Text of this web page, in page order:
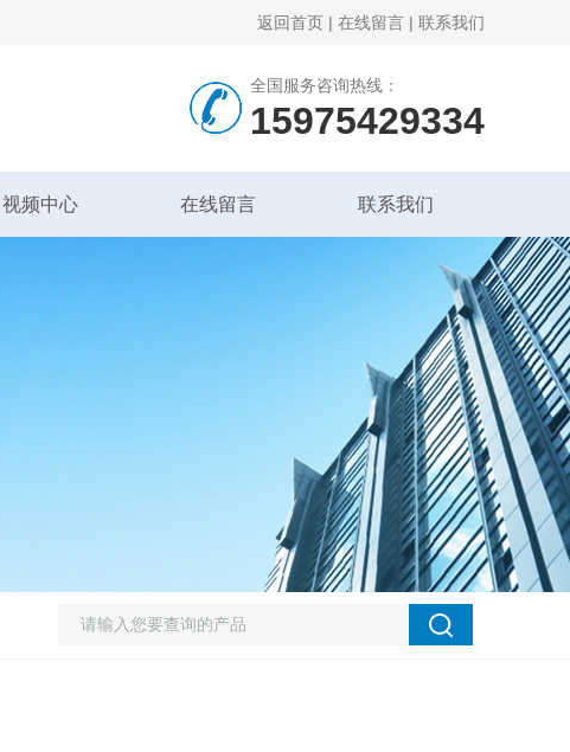
返回首页 | 在线留言 | 联系我们
全国服务咨询热线：
15975429334
视频中心 在线留言 联系我们